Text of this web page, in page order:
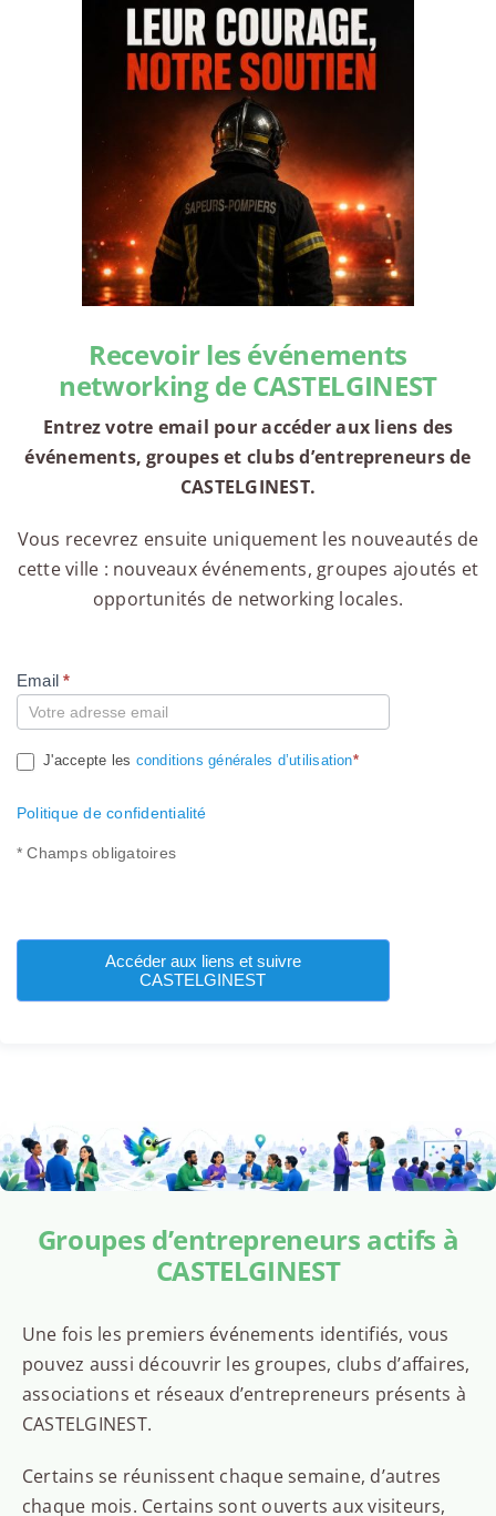
Recevoir les événements
networking de CASTELGINEST
Entrez votre email pour accéder aux liens des
événements, groupes et clubs d’entrepreneurs de
CASTELGINEST.
Vous recevrez ensuite uniquement les nouveautés de
cette ville : nouveaux événements, groupes ajoutés et
opportunités de networking locales.
Compte
Email*
J'accepte les conditions générales d’utilisation*
Politique de confidentialité
* Champs obligatoires
Accéder aux liens et suivre
CASTELGINEST
Groupes d’entrepreneurs actifs à
CASTELGINEST
Une fois les premiers événements identifiés, vous
pouvez aussi découvrir les groupes, clubs d’affaires,
associations et réseaux d’entrepreneurs présents à
CASTELGINEST.
Certains se réunissent chaque semaine, d’autres
chaque mois. Certains sont ouverts aux visiteurs,